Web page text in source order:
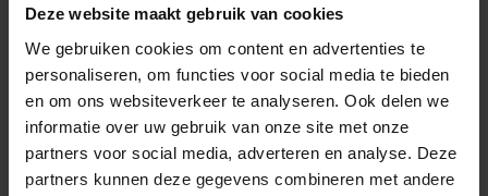
Deze website maakt gebruik van cookies
We gebruiken cookies om content en advertenties te
personaliseren, om functies voor social media te bieden
en om ons websiteverkeer te analyseren. Ook delen we
informatie over uw gebruik van onze site met onze
partners voor social media, adverteren en analyse. Deze
partners kunnen deze gegevens combineren met andere
Näytä kaikki mitat ja yksityiskohdat
USEIN OSTETTU YHDESSÄ